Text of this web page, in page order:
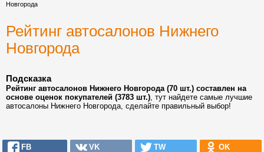
Новгорода
Рейтинг автосалонов Нижнего
Новгорода
Подсказка
Рейтинг автосалонов Нижнего Новгорода (70 шт.) составлен на
основе оценок покупателей (3783 шт.), тут найдете самые лучшие
автосалоны Нижнего Новгорода, сделайте правильный выбор!
FB VK TW OK